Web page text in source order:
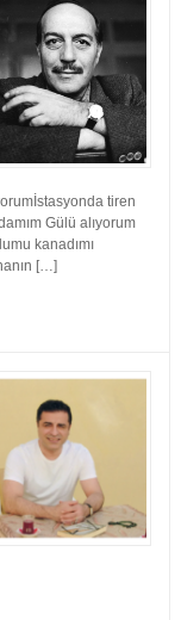
tiren
Gülü alıyorum
kanadımı
[…]